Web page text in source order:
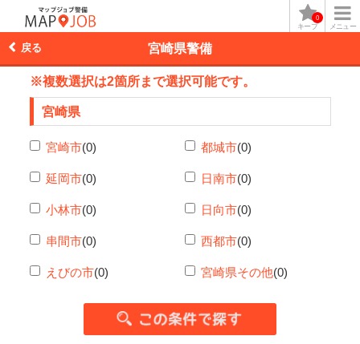
メニュー
キープ
0
宮崎県警備
戻る
※複数選択は2箇所まで選択可能です。
宮崎県
宮崎市(0) 都城市(0)
延岡市(0) 日南市(0)
小林市(0) 日向市(0)
串間市(0) 西都市(0)
えびの市(0) 宮崎県その他(0)